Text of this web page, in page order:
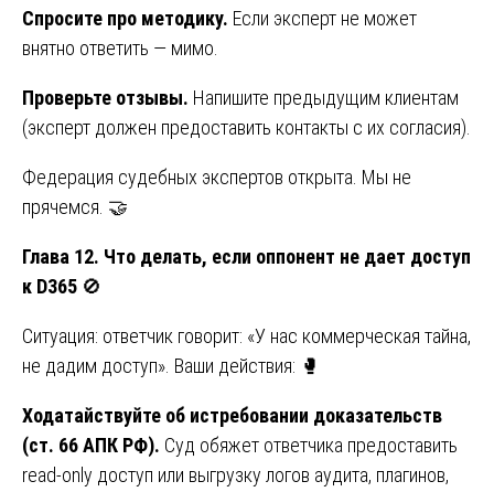
Спросите про методику. Если эксперт не может
внятно ответить — мимо.
Проверьте отзывы. Напишите предыдущим клиентам
(эксперт должен предоставить контакты с их согласия).
Федерация судебных экспертов открыта. Мы не
прячемся. 🤝
Глава 12. Что делать, если оппонент не дает доступ
к D365 🚫
Ситуация: ответчик говорит: «У нас коммерческая тайна,
не дадим доступ». Ваши действия: 🥊
Ходатайствуйте об истребовании доказательств
(ст. 66 АПК РФ). Суд обяжет ответчика предоставить
read-only доступ или выгрузку логов аудита, плагинов,